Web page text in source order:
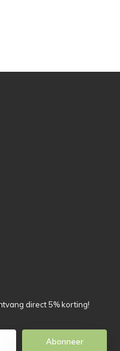
direct 5% korting!
Abonneer